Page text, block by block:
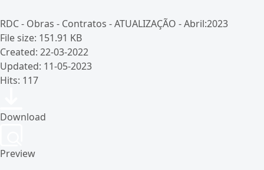
RDC - Obras - Contratos - ATUALIZAÇÃO - Abril:2023
File size: 151.91 KB
Created: 22-03-2022
Updated: 11-05-2023
Hits: 117
Download
Preview